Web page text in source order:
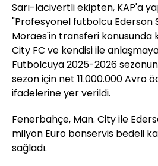
Sarı-lacivertli ekipten, KAP'a
"Profesyonel futbolcu Ederson
Moraes'in transferi konusunda
City FC ve kendisi ile anlaşmaya
Futbolcuya 2025-2026
sezon için net 11.000.000 Avro
ifadelerine yer verildi.
Fenerbahçe, Man. City ile
milyon Euro bonservis bedeli
sağladı.